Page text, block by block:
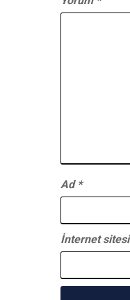
Ad *
İnternet sitesi